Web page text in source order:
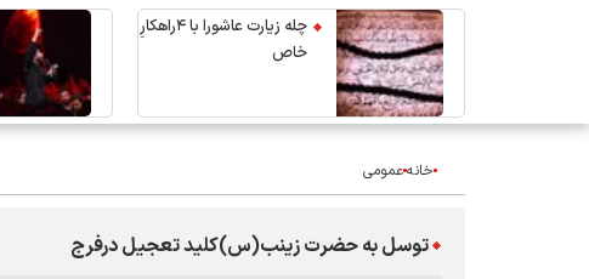
چله زیارت عاشورا با ۴راهکارِ
خاص
خانهعمومی
توسل به حضرت زینب(س)کلید تعجیل درفرج